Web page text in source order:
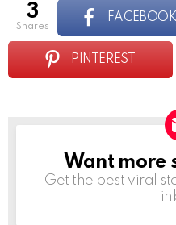
3
shares
FACEBOOK
PINTEREST
NEWSLETTER
Want more
Get the best viral